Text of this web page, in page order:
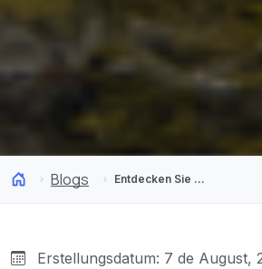
Blogs Entdecken Sie Chiles Nationalparks: Welcher ist Ihr Lieblingspark?
Erstellungsdatum: 7 de August,